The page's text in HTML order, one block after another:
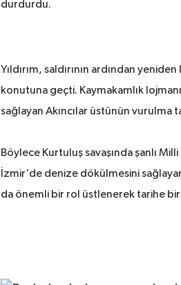
durdurdu.
Yıldırım, saldırının ardından
konutuna geçti. Kaymakamlık
sağlayan Akıncılar üstünün vurulma
Böylece Kurtuluş savaşında şanlı
İzmir'de denize dökülmesini
da önemli bir rol üstlenerek tarihe